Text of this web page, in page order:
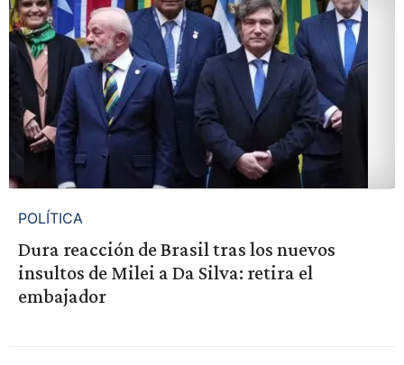
POLÍTICA
Dura reacción de Brasil tras los nuevos
insultos de Milei a Da Silva: retira el
embajador